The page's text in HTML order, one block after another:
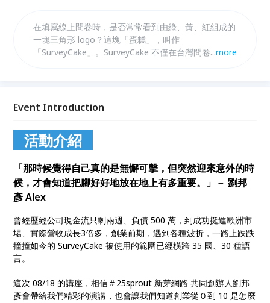
在填寫線上問卷時，是否常常看到由綠、黃、紅組成的
一塊三角形 logo？這塊「蛋糕」，叫作
「SurveyCake」。SurveyCake 不僅在台灣問卷市占率
難的事。這次我們 08/18 的講座邀請到＃25sprout 新
業之路 💪🏻
...more
Event Introduction
活動介紹
「那時候覺得自己真的是無懈可擊，但突然迎來意外的時
候，才會知道把腳好好地放在地上有多重要。」－ 劉邦
彥 Alex
曾經歷經公司現金流只剩兩週、負債 500 萬，到成功挺進歐洲市
場、實際營收成長3倍多，創業前期，遇到各種波折，一路上跌跌
撞撞如今的 SurveyCake 被使用的範圍已經橫跨 35 國、30 種語
言。
這次 08/18 的講座，相信＃25sprout 新芽網路 共同創辦人劉邦
彥會帶給我們精彩的演講，也會讓我們知道創業從０到 10 是怎麼